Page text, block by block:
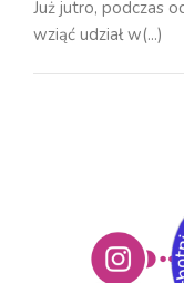
Już jutro, podczas
wziąć udział w(...)